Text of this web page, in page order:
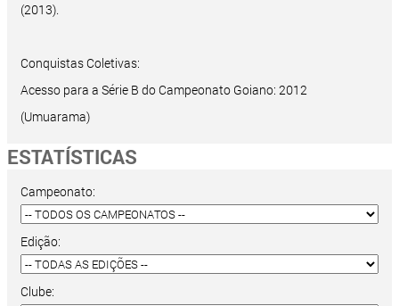
(2013).
Conquistas Coletivas:
Acesso para a Série B do Campeonato Goiano: 2012
(Umuarama)
ESTATÍSTICAS
Campeonato:
Edição:
Clube: